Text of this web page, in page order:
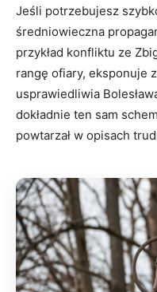
Jeśli potrzebujesz
średniowieczna
przykład konfliktu ze
rangę ofiary, eksponuje
usprawiedliwia
dokładnie ten sam
powtarzał w opisach